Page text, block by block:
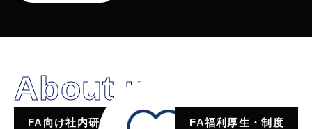
About us
LPPとは
データで見るLPP
FA向け社内研修制度 FA福利厚生・制度